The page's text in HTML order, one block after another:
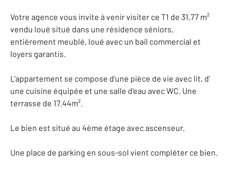
Votre agence vous invite à venir visiter ce T1 de 31,77 m²
vendu loué situé dans une résidence séniors,
entièrement meublé, loué avec un bail commercial et
loyers garantis.
L'appartement se compose d'une pièce de vie avec lit, d'
une cuisine équipée et une salle d'eau avec WC. Une
terrasse de 17.44m².
Le bien est situé au 4ème étage avec ascenseur.
Une place de parking en sous-sol vient compléter ce bien.